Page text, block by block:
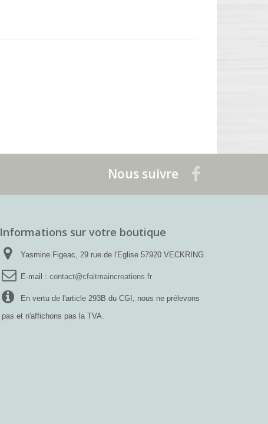
Nous suivre
Informations sur votre boutique
Yasmine Figeac, 29 rue de l'Eglise 57920 VECKRING
E-mail : contact@cfaitmaincreations.fr
En vertu de l'article 293B du CGI, nous ne prélevons
pas et n'affichons pas la TVA.